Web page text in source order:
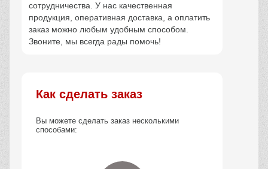
сотрудничества. У нас качественная
продукция, оперативная доставка, а оплатить
заказ можно любым удобным способом.
Звоните, мы всегда рады помочь!
Как сделать заказ
Вы можете сделать заказ несколькими
способами: